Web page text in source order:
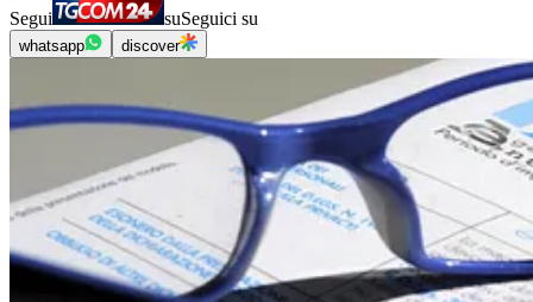
Segui suSeguici su
whatsapp discover